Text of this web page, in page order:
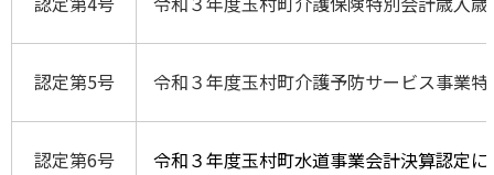
認定第5号 令和３年度玉村町介護予防サービス事業
認定第6号 令和３年度玉村町水道事業会計決算認定に